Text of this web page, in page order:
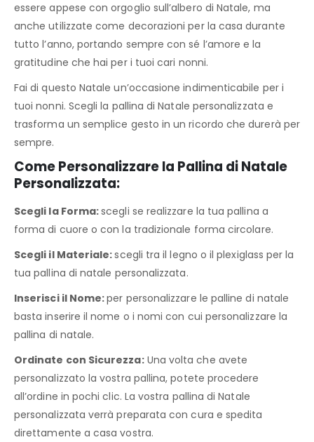
essere appese con orgoglio sull’albero di Natale, ma
anche utilizzate come decorazioni per la casa durante
tutto l’anno, portando sempre con sé l’amore e la
gratitudine che hai per i tuoi cari nonni.
Fai di questo Natale un’occasione indimenticabile per i
tuoi nonni. Scegli la pallina di Natale personalizzata e
trasforma un semplice gesto in un ricordo che durerà per
sempre.
Come Personalizzare la Pallina di Natale
Personalizzata:
Scegli la Forma:scegli se realizzare la tua pallina a
forma di cuore o con la tradizionale forma circolare.
Scegli il Materiale:scegli tra il legno o il plexiglass per la
tua pallina di natale personalizzata.
Inserisci il Nome:per personalizzare le palline di natale
basta inserire il nome o i nomi con cui personalizzare la
pallina di natale.
Ordinate con Sicurezza:Una volta che avete
personalizzato la vostra pallina, potete procedere
all’ordine in pochi clic. La vostra pallina di Natale
personalizzata verrà preparata con cura e spedita
direttamente a casa vostra.